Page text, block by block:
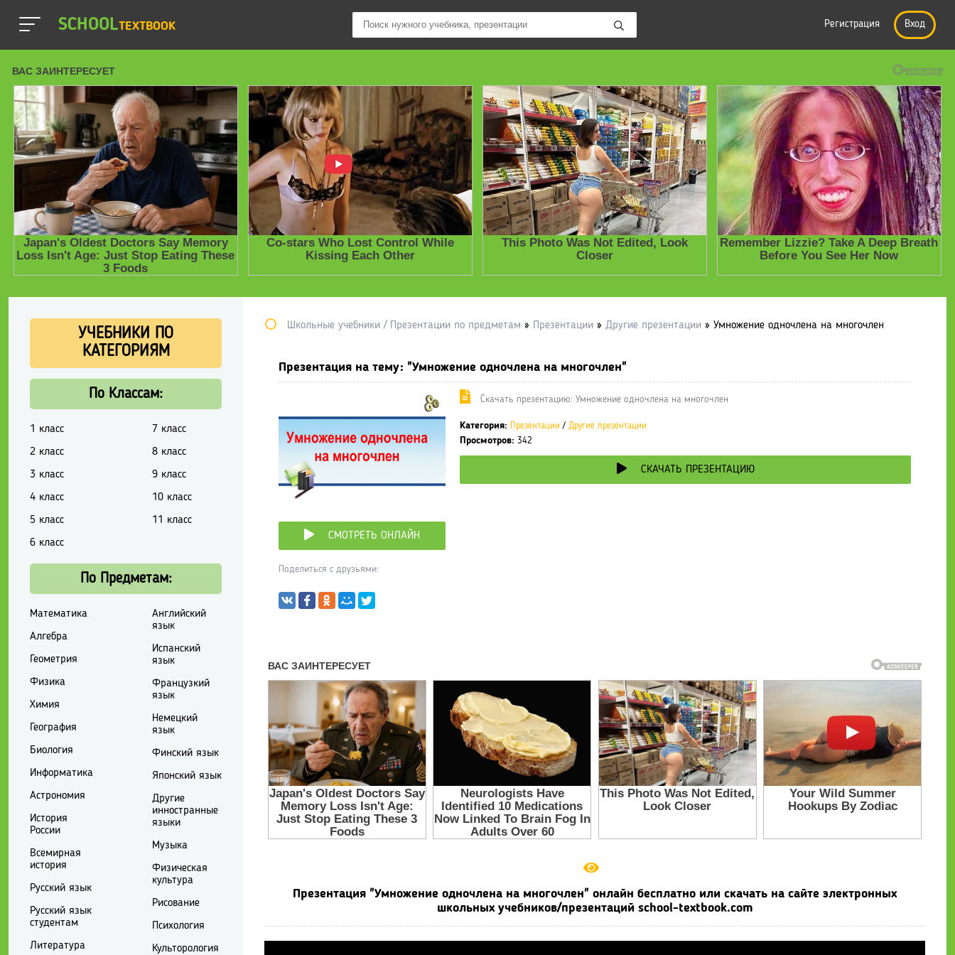
SCHOOLTEXTBOOK Регистрация Вход
Школьные учебники / Презентации по предметам » Презентации » Другие презентации » Умножение одночлена на многочлен
Презентация на тему: "Умножение одночлена на многочлен"
СМОТРЕТЬ ОНЛАЙН
Поделиться с друзьями:
Cкачать презентацию: Умножение одночлена на многочлен
Категория: Презентации / Другие презентации
Просмотров: 342
СКАЧАТЬ ПРЕЗЕНТАЦИЮ
Презентация "Умножение одночлена на многочлен" онлайн бесплатно или скачать на сайте электронных
школьных учебников/презентаций school-textbook.com
УЧЕБНИКИ ПО
КАТЕГОРИЯМ
По Классам:
1 класс
2 класс
3 класс
4 класс
5 класс
6 класс
7 класс
8 класс
9 класс
10 класс
11 класс
По Предметам:
Математика
Алгебра
Геометрия
Физика
Химия
География
Биология
Информатика
Астрономия
История
России
Всемирная
история
Русский язык
Русский язык
студентам
Литература
Английский
язык
Испанский
язык
Французкий
язык
Немецкий
язык
Финский язык
Японский язык
Другие
инностранные
языки
Музыка
Физическая
культура
Рисование
Психология
Культорология